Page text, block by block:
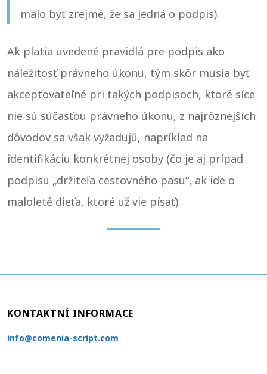
malo byť zrejmé, že sa jedná o podpis).
Ak platia uvedené pravidlá pre podpis ako
náležitosť právneho úkonu, tým skôr musia byť
akceptovateľné pri takých podpisoch, ktoré síce
nie sú súčasťou právneho úkonu, z najrôznejších
dôvodov sa však vyžadujú, napríklad na
identifikáciu konkrétnej osoby (čo je aj prípad
podpisu „držiteľa cestovného pasu“, ak ide o
maloleté dieťa, ktoré už vie písať).
KONTAKTNÍ INFORMACE
info@comenia-script.com